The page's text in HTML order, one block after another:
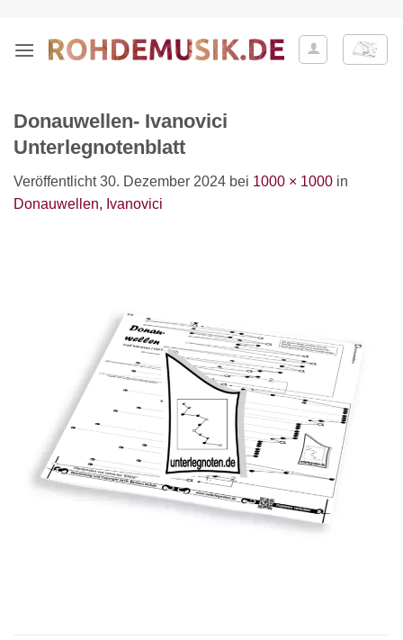
springen
Donauwellen- Ivanovici
Unterlegnotenblatt
Veröffentlicht30. Dezember 2024 bei 1000 × 1000 in
Donauwellen, Ivanovici